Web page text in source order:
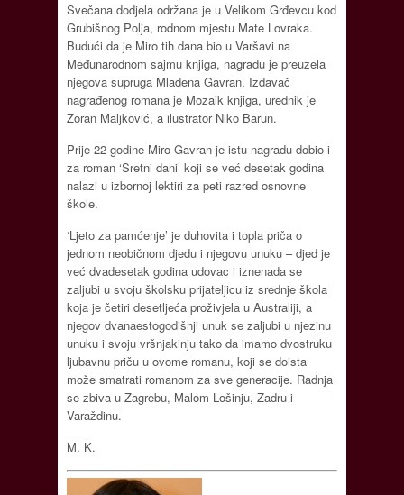
Svečana dodjela održana je u Velikom Grđevcu kod
Grubišnog Polja, rodnom mjestu Mate Lovraka.
Budući da je Miro tih dana bio u Varšavi na
Međunarodnom sajmu knjiga, nagradu je preuzela
njegova supruga Mladena Gavran. Izdavač
nagrađenog romana je Mozaik knjiga, urednik je
Zoran Maljković, a ilustrator Niko Barun.
Prije 22 godine Miro Gavran je istu nagradu dobio i
za roman ‘Sretni dani’ koji se već desetak godina
nalazi u izbornoj lektiri za peti razred osnovne
škole.
‘Ljeto za pamćenje’ je duhovita i topla priča o
jednom neobičnom djedu i njegovu unuku – djed je
već dvadesetak godina udovac i iznenada se
zaljubi u svoju školsku prijateljicu iz srednje škola
koja je četiri desetljeća proživjela u Australiji, a
njegov dvanaestogodišnji unuk se zaljubi u njezinu
unuku i svoju vršnjakinju tako da imamo dvostruku
ljubavnu priču u ovome romanu, koji se doista
može smatrati romanom za sve generacije. Radnja
se zbiva u Zagrebu, Malom Lošinju, Zadru i
Varaždinu.
M. K.